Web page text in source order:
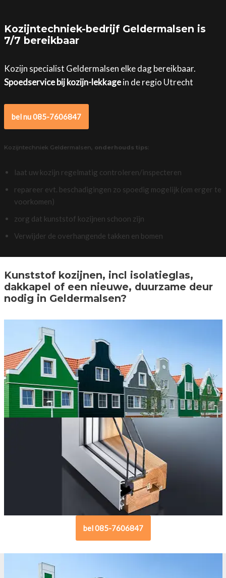
Kozijntechniek-bedrijf Geldermalsen is
7/7 bereikbaar
Kozijn specialist Geldermalsen elke dag bereikbaar.
Spoedservice bij kozijn-lekkagein de regio Utrecht
bel nu 085-7606847
Kozijntechniek Geldermalsen, onderhouds tips:
laat uw kozijn regelmatig controleren/inspecteren
repareer evt. beschadigingen zo spoedig mogelijk (om erger te
voorkomen)
zorg dat kunststof kozijnen schoon zijn
Verwijder de overhangende takken en bomen
Kunststof kozijnen, incl isolatieglas,
dakkapel of een nieuwe, duurzame deur
nodig in Geldermalsen?
bel 085-7606847